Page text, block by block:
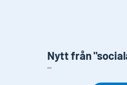
Nytt från